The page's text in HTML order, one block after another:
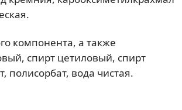
компонента, а также
спирт цетиловый, спирт
полисорбат, вода чистая.